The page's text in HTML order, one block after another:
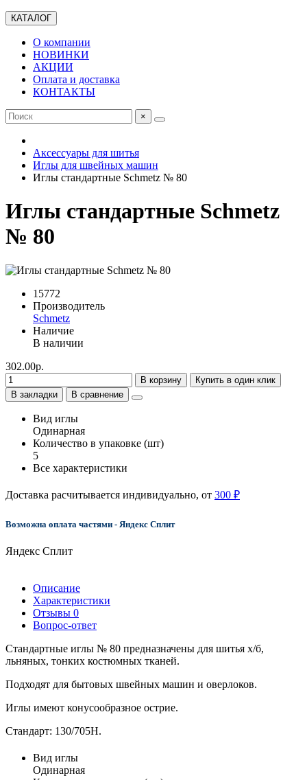
КАТАЛОГ
О компании
НОВИНКИ
АКЦИИ
Оплата и доставка
КОНТАКТЫ
×
Аксессуары для шитья
Иглы для швейных машин
Иглы стандартные Schmetz № 80
Иглы стандартные Schmetz
№ 80
15772
Производитель
Schmetz
Наличие
В наличии
302.00р.
В корзину
Купить в один клик
В закладки
В сравнение
Вид иглы
Одинарная
Количество в упаковке (шт)
5
Все характеристики
Доставка расчитывается индивидуально, от 300 ₽
Возможна оплата частями - Яндекс Сплит
Яндекс Сплит
Описание
Характеристики
Отзывы 0
Вопрос-ответ
Стандартные иглы № 80 предназначены для шитья х/б,
льняных, тонких костюмных тканей.
Подходят для бытовых швейных машин и оверлоков.
Иглы имеют конусообразное острие.
Стандарт: 130/705H.
Вид иглы
Одинарная